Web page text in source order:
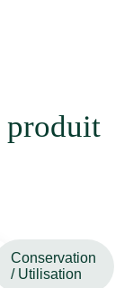
produit
Conservation
/ Utilisation